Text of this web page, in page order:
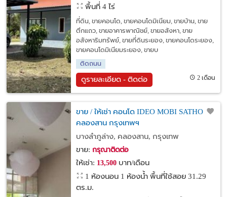
พื้นที่ 4 ไร่
ที่ดิน, ขายคอนโด, ขายคอนโดมิเนียม, ขายบ้าน, ขาย
ตึกแถว, ขายอาคารพาณิชย์, ขายอสังหา, ขาย
อสังหาริมทรัพย์, ขายที่ดินระยอง, ขายคอนโดระยอง,
ขายคอนโดมิเนียมระยอง, ขายบ
ติดถนน
ดูรายละเอียด - ติดต่อ 2 เดือน
ขาย / ให้เช่า คอนโด IDEO MOBI SATHON
คลองสาน กรุงเทพฯ
บางลำภูล่าง, คลองสาน, กรุงเทพ
ขาย: กรุณาติดต่อ
ให้เช่า: 13,500บาท/เดือน
1 ห้องนอน 1 ห้องน้ำ พื้นที่ใช้สอย 31.29
ตร.ม.